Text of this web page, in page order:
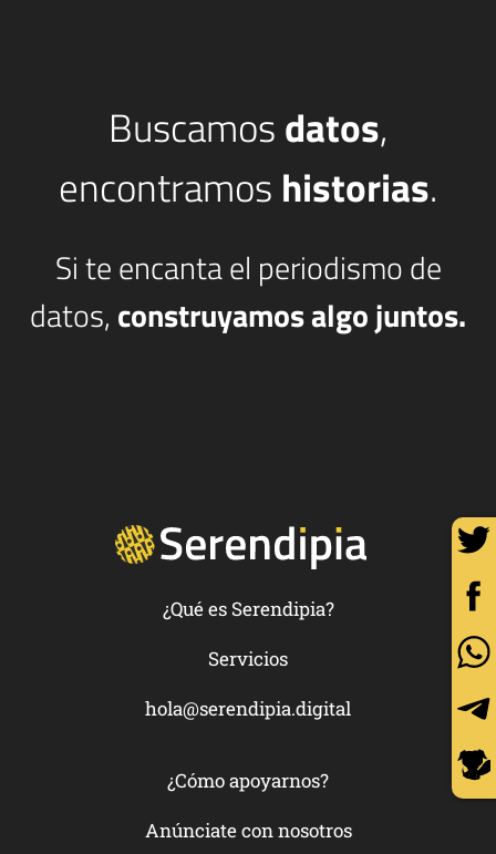
Buscamosdatos,
encontramos historias.
Si te encanta el periodismo de
datos, construyamos algo juntos.
¿Qué es Serendipia?
Servicios
hola@serendipia.digital
¿Cómo apoyarnos?
Anúnciate con nosotros